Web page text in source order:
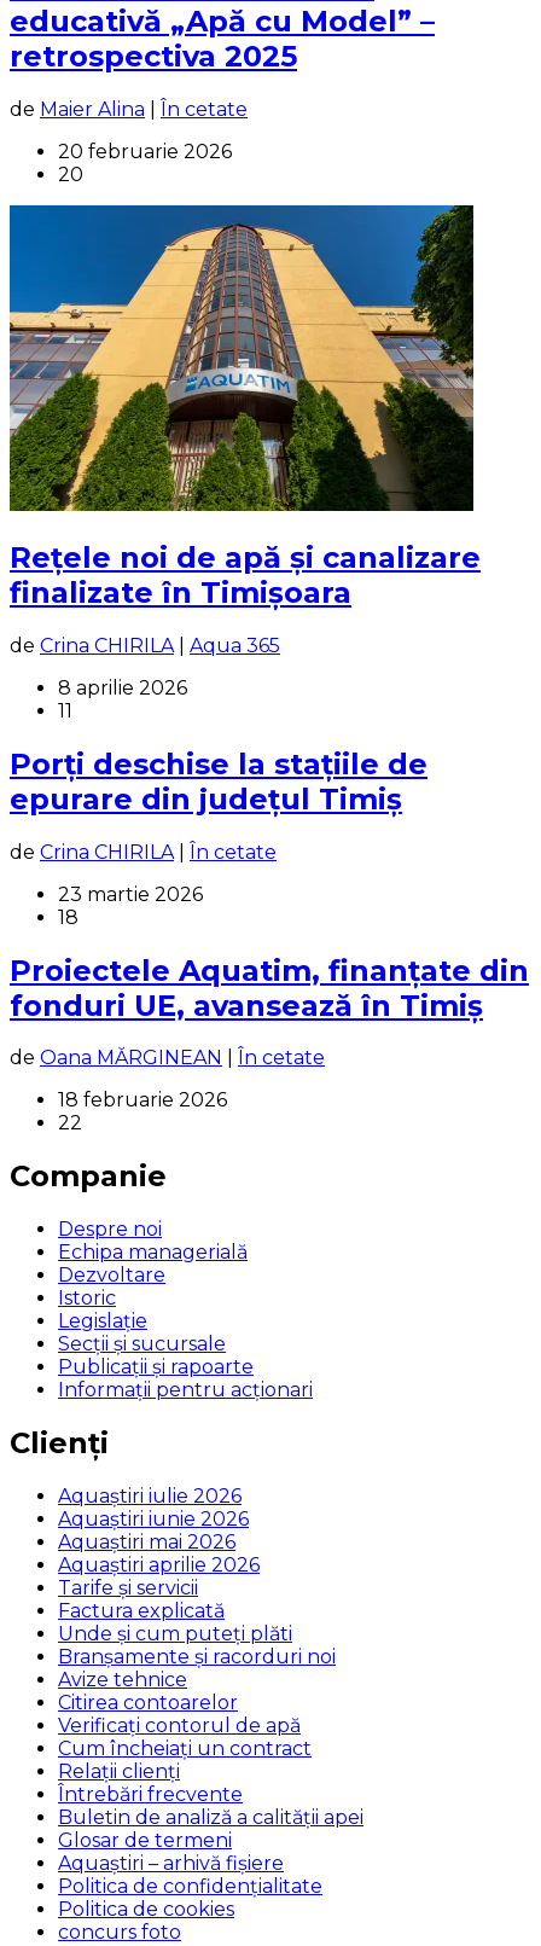
educativă „Apă cu Model” –
retrospectiva 2025
de Maier Alina
În cetate
20 februarie 2026
20
Rețele noi de apă și canalizare
finalizate în Timișoara
de Crina CHIRILA
Aqua 365
8 aprilie 2026
11
Porți deschise la stațiile de
epurare din județul Timiș
de Crina CHIRILA
În cetate
23 martie 2026
18
Proiectele Aquatim, finanțate din
fonduri UE, avansează în Timiș
de Oana MĂRGINEAN
În cetate
18 februarie 2026
22
Companie
Despre noi
Echipa managerială
Dezvoltare
Istoric
Legislaţie
Secţii şi sucursale
Publicații și rapoarte
Informații pentru acționari
Clienți
Aquaștiri iulie 2026
Aquaștiri iunie 2026
Aquaștiri mai 2026
Aquaștiri aprilie 2026
Tarife și servicii
Factura explicată
Unde și cum puteţi plăti
Branșamente și racorduri noi
Avize tehnice
Citirea contoarelor
Verificaţi contorul de apă
Cum încheiaţi un contract
Relaţii clienţi
Întrebări frecvente
Buletin de analiză a calităţii apei
Glosar de termeni
Aquaștiri – arhivă fișiere
Politica de confidențialitate
Politica de cookies
concurs foto